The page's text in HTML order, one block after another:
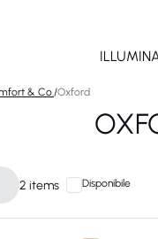
& Co./Oxford
2 items Disponibile